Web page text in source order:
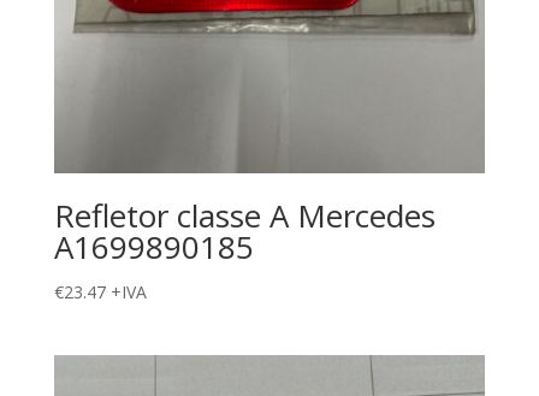
Refletor classe A Mercedes
A1699890185
€23.47 +IVA